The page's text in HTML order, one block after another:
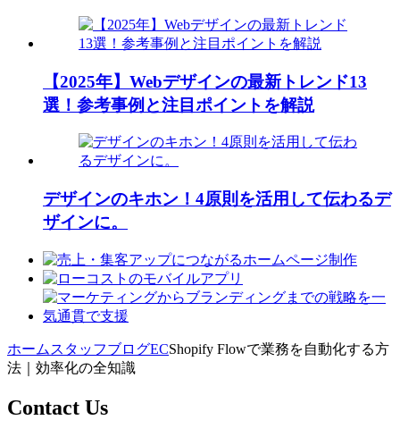
【2025年】Webデザインの最新トレンド13
選！参考事例と注目ポイントを解説
デザインのキホン！4原則を活用して伝わるデ
ザインに。
ホーム スタッフブログECShopify Flowで業務を自動化する方
法｜効率化の全知識
Contact Us